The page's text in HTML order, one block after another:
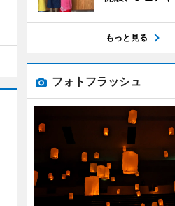
もっと見る
フォトフラッシュ